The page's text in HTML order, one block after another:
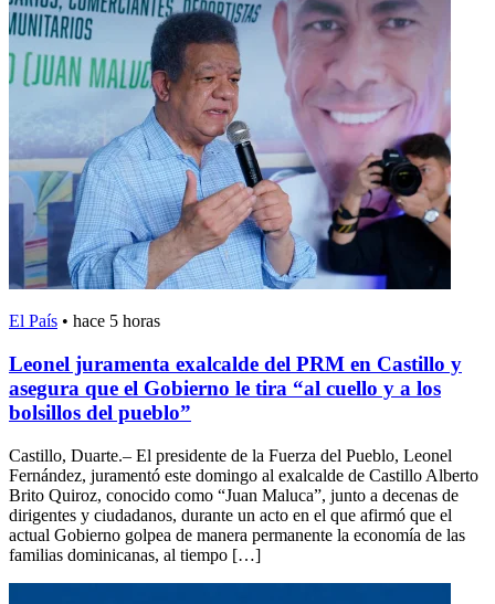
El País • hace 5 horas
Leonel juramenta exalcalde del PRM en Castillo y
asegura que el Gobierno le tira “al cuello y a los
bolsillos del pueblo”
Castillo, Duarte.– El presidente de la Fuerza del Pueblo, Leonel
Fernández, juramentó este domingo al exalcalde de Castillo Alberto
Brito Quiroz, conocido como “Juan Maluca”, junto a decenas de
dirigentes y ciudadanos, durante un acto en el que afirmó que el
actual Gobierno golpea de manera permanente la economía de las
familias dominicanas, al tiempo […]